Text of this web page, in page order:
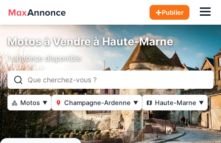
Publier
Motos à Vendre à Haute-Marne
1 annonce disponible
Motos ▼ Champagne-Ardenne ▼ Haute-Marne ▼